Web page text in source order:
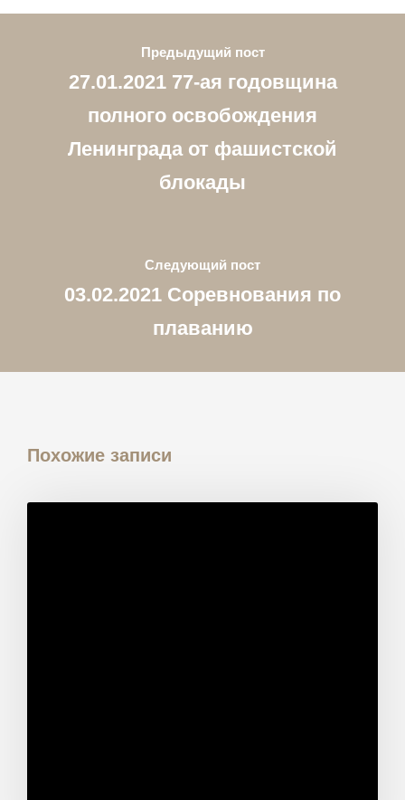
Предыдущий пост
27.01.2021 77-ая годовщина
полного освобождения
Ленинграда от фашистской
блокады
Следующий пост
03.02.2021 Соревнования по
плаванию
Похожие записи